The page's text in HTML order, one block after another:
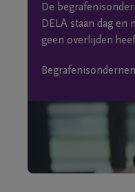
De
DELA staan dag en
geen overlijden